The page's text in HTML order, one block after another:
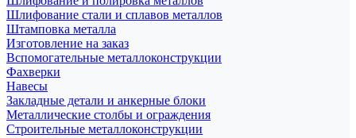
Шлифование стали и сплавов металлов
Штамповка металла
Изготовление на заказ
Вспомогательные металлоконструкции
Фахверки
Навесы
Закладные детали и анкерные блоки
Металлические столбы и ограждения
Строительные металлоконструкции